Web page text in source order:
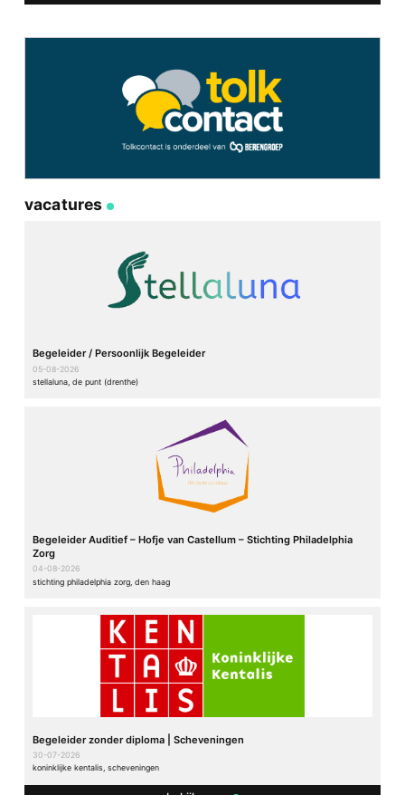
vacatures
Begeleider / Persoonlijk Begeleider
05-08-2026
stellaluna, de punt (drenthe)
Begeleider Auditief – Hofje van Castellum – Stichting Philadelphia
Zorg
04-08-2026
stichting philadelphia zorg, den haag
Begeleider zonder diploma | Scheveningen
30-07-2026
koninklijke kentalis, scheveningen